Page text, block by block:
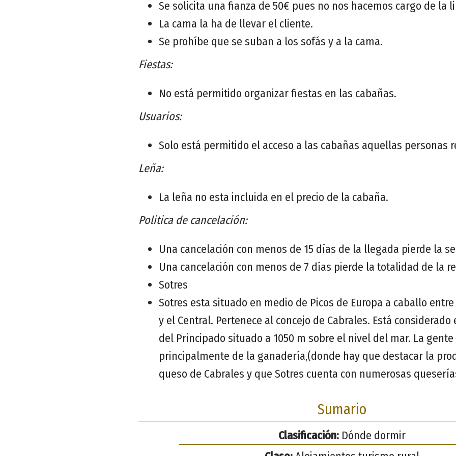
Se solicita una fianza de 50€ pues no nos hacemos cargo de la
La cama la ha de llevar el cliente.
Se prohíbe que se suban a los sofás y a la cama.
Fiestas:
No está permitido organizar fiestas en las cabañas.
Usuarios:
Solo está permitido el acceso a las cabañas aquellas personas
Leña:
La leña no esta incluida en el precio de la cabaña.
Politica de cancelación:
Una cancelación con menos de 15 días de la llegada pierde la
Una cancelación con menos de 7 días pierde la totalidad de la
Sotres
Sotres esta situado en medio de Picos de Europa a caballo
y el Central. Pertenece al concejo de Cabrales. Está
del Principado situado a 1050 m sobre el nivel del mar. La gente
principalmente de la ganadería,(donde hay que destacar la
queso de Cabrales y que Sotres cuenta con numerosas
Sumario
Clasificación: Dónde dormir